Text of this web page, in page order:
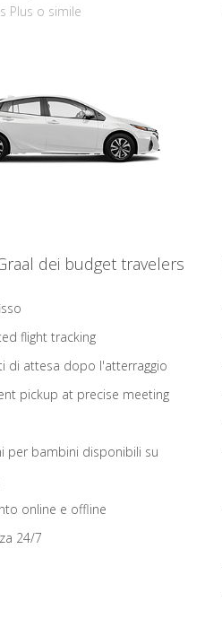
Plus o simile
dei budget travelers
flight tracking
di attesa dopo l'atterraggio
pickup at precise meeting
per bambini disponibili su
online e offline
24/7